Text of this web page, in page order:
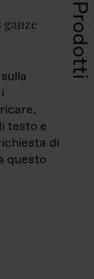
Prodotti
ganze
testo e
di
questo